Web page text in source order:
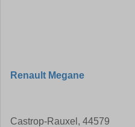
Renault Megane
Castrop-Rauxel, 44579